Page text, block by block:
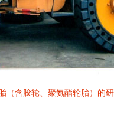
含胶轮、聚氨酯轮胎）的